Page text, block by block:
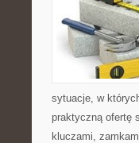
sytuacje, w
praktyczną ofertę
kluczami,